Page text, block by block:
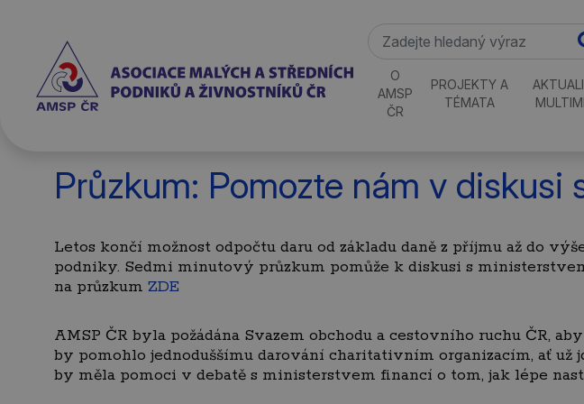
O
AMSP
ČR
PROJEKTY A
TÉMATA
Průzkum: Pomozte nám v diskusi
Letos končí možnost odpočtu daru od základu daně z příjmu až do
podniky. Sedmi minutový průzkum pomůže k diskusi s
na průzkum ZDE
AMSP ČR byla požádána Svazem obchodu a cestovního ruchu ČR,
by pomohlo jednoduššímu darování charitativním organizacím, ať
by měla pomoci v debatě s ministerstvem financí o tom, jak lépe